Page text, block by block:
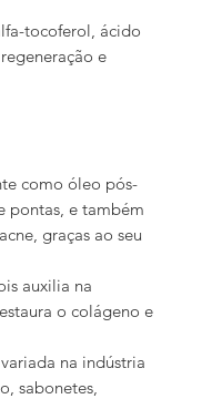
tocoferol, ácido
e
como óleo pós-
pontas, e também
graças ao seu
auxilia na
o colágeno e
na indústria
sabonetes,